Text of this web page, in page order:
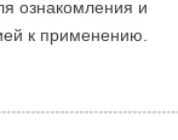
ознакомления и
к применению.